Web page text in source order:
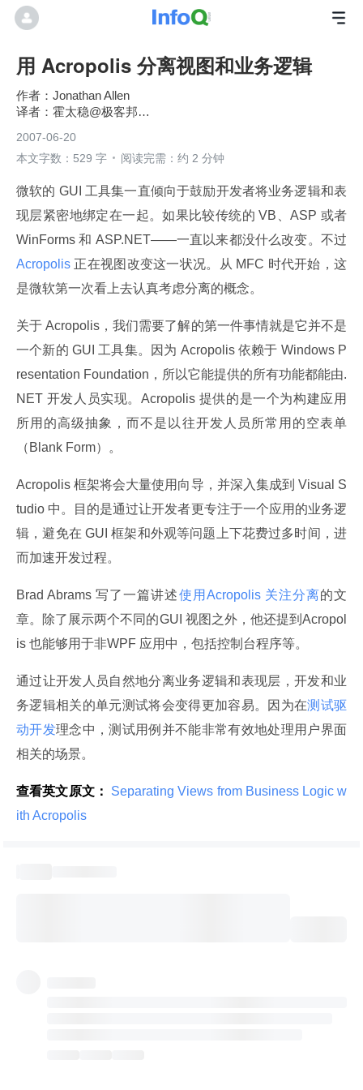
用 Acropolis 分离视图和业务逻辑
Jonathan Allen
霍太稳@极客邦科技
2007-06-20
本文字数：529 字
阅读完需：约 2 分钟
微软的 GUI 工具集一直倾向于鼓励开发者将业务逻辑和表
现层紧密地绑定在一起。如果比较传统的 VB、ASP 或者
WinForms 和 ASP.NET——一直以来都没什么改变。不过
Acropolis 正在视图改变这一状况。从 MFC 时代开始，这
是微软第一次看上去认真考虑分离的概念。
关于 Acropolis，我们需要了解的第一件事情就是它并不是
一个新的 GUI 工具集。因为 Acropolis 依赖于 Windows P
resentation Foundation，所以它能提供的所有功能都能由.
NET 开发人员实现。Acropolis 提供的是一个为构建应用
所用的高级抽象，而不是以往开发人员所常用的空表单
（Blank Form）。
Acropolis 框架将会大量使用向导，并深入集成到 Visual S
tudio 中。目的是通过让开发者更专注于一个应用的业务逻
辑，避免在 GUI 框架和外观等问题上下花费过多时间，进
而加速开发过程。
Brad Abrams 写了一篇讲述使用Acropolis 关注分离的文
章。除了展示两个不同的GUI 视图之外，他还提到Acropol
is 也能够用于非WPF 应用中，包括控制台程序等。
通过让开发人员自然地分离业务逻辑和表现层，开发和业
务逻辑相关的单元测试将会变得更加容易。因为在测试驱
动开发理念中，测试用例并不能非常有效地处理用户界面
相关的场景。
查看英文原文：
Separating Views from Business Logic w
ith Acropolis